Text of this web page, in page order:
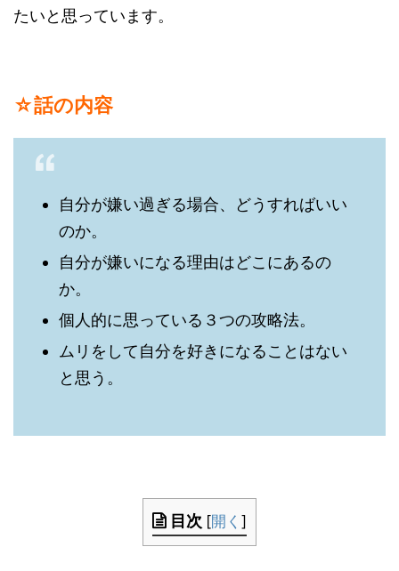
たいと思っています。
☆話の内容
自分が嫌い過ぎる場合、どうすればいい
のか。
自分が嫌いになる理由はどこにあるの
か。
個人的に思っている３つの攻略法。
ムリをして自分を好きになることはない
と思う。
目次 [開く ]